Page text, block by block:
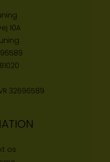
10A
32696589
os